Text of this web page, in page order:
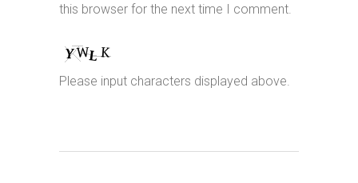
this browser for the next time I comment.
Please input characters displayed above.